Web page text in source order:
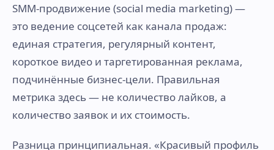
SMM-продвижение (social media marketing) —
это ведение соцсетей как канала продаж:
единая стратегия, регулярный контент,
короткое видео и таргетированная реклама,
подчинённые бизнес-цели. Правильная
метрика здесь — не количество лайков, а
количество заявок и их стоимость.
Разница принципиальная. «Красивый профиль